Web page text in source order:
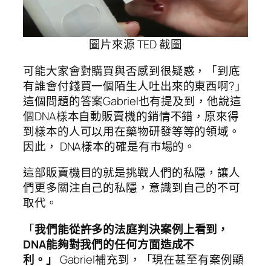
圖片來源 TED 截圖
可能大家會對購買與否感到很疑惑，「到底
有誰會付錢買一個陌生人吐出來的東西啊?」
這個問題的答案Gabriel也有提及到，他說這
個DNA樣本自動販賣機的銷情不錯，原來得
到樣本的人可以用在藥物研發等等的領域。
因此， DNA樣本的確是有市場的。
這部販賣機目的就是挑戰人們的私隱，讓人
們更多關注自己的私隱，意識到自己的不可
取代。
「我們能從許多的法庭判決案例上看到，
DNA能夠對我們的任何方面造成不
利。」 Gabriel補充到，「現在甚至有案例顯